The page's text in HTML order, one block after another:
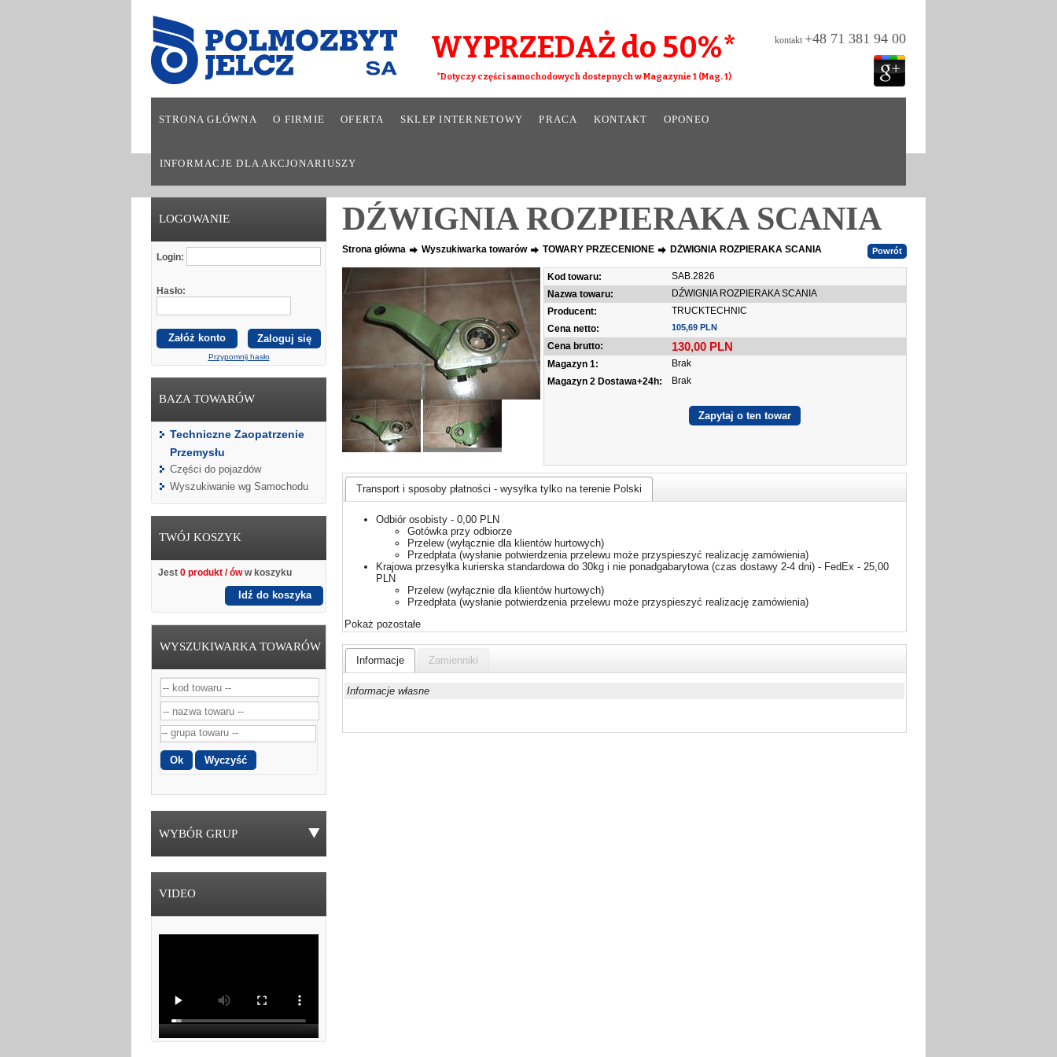
kontakt +48 71 381 94 00
WYPRZEDAŻ do 50%*
*Dotyczy części samochodowych dostepnych w Magazynie 1 (Mag. 1)
STRONA GŁÓWNA O FIRMIE OFERTA SKLEP INTERNETOWY PRACA KONTAKT OPONEO
INFORMACJE DLA AKCJONARIUSZY
LOGOWANIE
Login:
Hasło:
Załóż konto
Przypomnij hasło
BAZA TOWARÓW
Techniczne Zaopatrzenie
Przemysłu
Części do pojazdów
Wyszukiwanie wg Samochodu
TWÓJ KOSZYK
Jest 0 produkt / óww koszyku
Idź do koszyka
WYSZUKIWARKA TOWARÓW
WYBÓR GRUP
VIDEO
DŹWIGNIA ROZPIERAKA SCANIA
Strona główna Wyszukiwarka towarów TOWARY PRZECENIONE DŹWIGNIA ROZPIERAKA SCANIA
Kod towaru:
SAB.2826
Nazwa towaru:
DŹWIGNIA ROZPIERAKA SCANIA
Producent:
TRUCKTECHNIC
Cena netto:
105,69 PLN
Cena brutto: 130,00 PLN
Magazyn 1:
Brak
Magazyn 2 Dostawa+24h:
Brak
Transport i sposoby płatności - wysyłka tylko na terenie Polski
Odbiór osobisty - 0,00 PLN
Gotówka przy odbiorze
Przelew (wyłącznie dla klientów hurtowych)
Przedpłata (wysłanie potwierdzenia przelewu może przyspieszyć realizację zamówienia)
Krajowa przesyłka kurierska standardowa do 30kg i nie ponadgabarytowa (czas dostawy 2-4 dni) - FedEx - 25,00
PLN
Przelew (wyłącznie dla klientów hurtowych)
Przedpłata (wysłanie potwierdzenia przelewu może przyspieszyć realizację zamówienia)
Pokaż pozostałe
Informacje Zamienniki
Informacje własne